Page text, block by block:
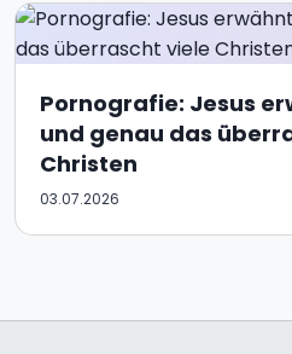
Pornografie: Jesus
und genau das
Christen
03.07.2026